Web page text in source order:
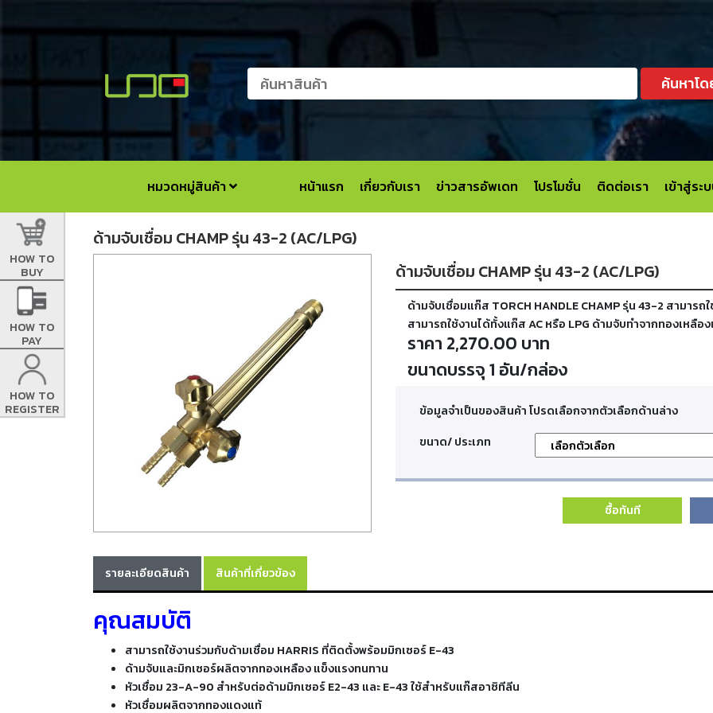
ค้นหาโ
หมวดหมู่สินค้า หน้าแรก เกี่ยวกับเรา ข่าวสารอัพเดท โปรโมชั่น ติดต่อเรา เข้าสู่ร
HOW TO
BUY
HOW TO
PAY
HOW TO
REGISTER
ด้ามจับเชื่อม CHAMP รุ่น 43-2 (AC/LPG)
ด้ามจับเชื่อม CHAMP รุ่น 43-2 (AC/LPG)
ด้ามจับเชื่อมแก๊ส TORCH HANDLE CHAMP รุ่น 43-2 สามาร
สามารถใช้งานได้ทั้งแก๊ส AC หรือ LPG ด้ามจับทำจากทองเหลือ
ราคา 2,270.00 บาท
ขนาดบรรจุ 1 อัน/กล่อง
ข้อมูลจำเป็นของสินค้า โปรดเลือกจากตัวเลือกด้านล่าง
ขนาด/ ประเภท
ซื้อทันที
รายละเอียดสินค้า สินค้าที่เกี่ยวข้อง
คุณสมบัติ
สามารถใช้งานร่วมกับด้ามเชื่อม HARRIS ที่ติดตั้งพร้อมมิกเซอร์ E-43
ด้ามจับและมิกเซอร์ผลิตจากทองเหลือง แข็งแรงทนทาน
หัวเชื่อม 23-A-90 สำหรับต่อด้ามมิกเซอร์ E2-43 และ E-43 ใช้สำหรับแก๊สอาซิทีลีน
หัวเชื่อมผลิตจากทองแดงแท้